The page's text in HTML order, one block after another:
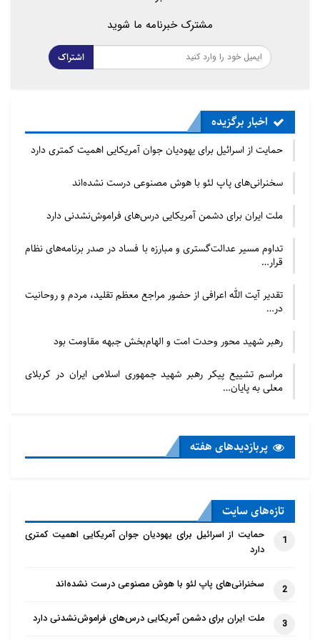
مشترک خبرنامه ما شوید
اشتراک
اخبار برگزیده
حمایت از اسرائیل برای یهودیان جوان آمریکایی اهمیت کمتری دارد
سخنرانی‌های پاپ لئو با هوش مصنوعی درست نشده‌اند
ملت ایران برای دشمن آمریکایی درس‌های فراموش‌نشدنی دارد
تداوم مسیر عدالت‌گستری و مبارزه با فساد در صدر برنامه‌های نظام
قرار…
تقدیر آیت الله اعرافی از حضور مراجع معظم تقلید، مردم و روحانیت
در…
رهبر شهید محور وحدت امت و الهام‌بخش جبهه مقاومت بود
مراسم تشییع پیکر رهبر شهید جمهوری اسلامی ایران در کربلای
معلی به پایان…
پربازدید‌های هفته
تازه‌‌های سایت
1
حمایت از اسرائیل برای یهودیان جوان آمریکایی اهمیت کمتری
دارد
2 سخنرانی‌های پاپ لئو با هوش مصنوعی درست نشده‌اند
3 ملت ایران برای دشمن آمریکایی درس‌های فراموش‌نشدنی دارد